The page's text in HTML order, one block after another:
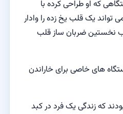
که او طراحی کرده با
تواند یک قلب یخ زده را وادار
نخستین ضربان ساز قلب
های خاصی برای خاراندن
که زندگی یک فرد در کبد